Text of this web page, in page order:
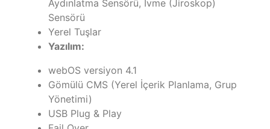
Aydınlatma Sensörü, İvme (Jiroskop)
Sensörü
Yerel Tuşlar
Yazılım:
webOS versiyon 4.1
Gömülü CMS (Yerel İçerik Planlama, Grup
Yönetimi)
USB Plug & Play